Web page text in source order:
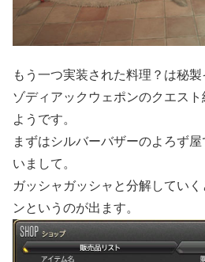
もう一つ実装された料理？は秘製
ゾディアックウェポンのクエス
ようです。
まずはシルバーバザーのよろず
いまして。
ガッシャガッシャと分解してい
ンというのが出ます。